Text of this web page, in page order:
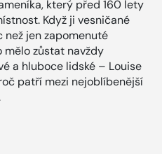
který před 160 lety
Když ji vesničané
než jen zapomenuté
zůstat navždy
a hluboce lidské – Louise
patří mezi nejoblíbenější